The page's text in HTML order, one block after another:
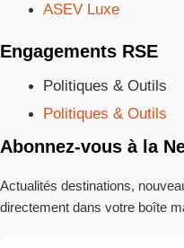
ASEV Luxe
Engagements RSE
Politiques & Outils
Politiques & Outils
Abonnez-vous à la
Actualités destinations,
directement dans votre boîte